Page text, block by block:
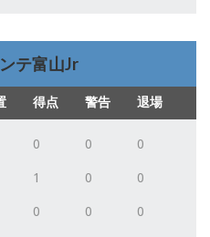
テ富山Jr
得点 警告 退場
0 0 0
1 0 0
0 0 0